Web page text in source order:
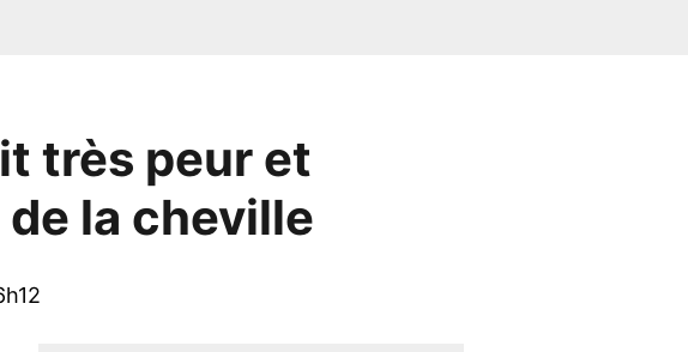
très peur et
la cheville